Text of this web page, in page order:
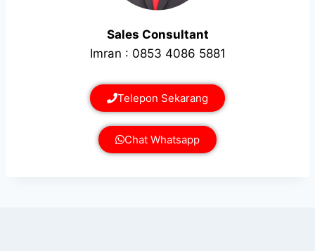
Sales Consultant
Imran : 0853 4086 5881
Telepon Sekarang
Chat Whatsapp